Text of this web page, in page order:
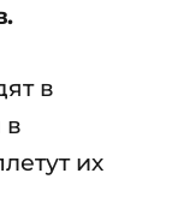
в
в
их